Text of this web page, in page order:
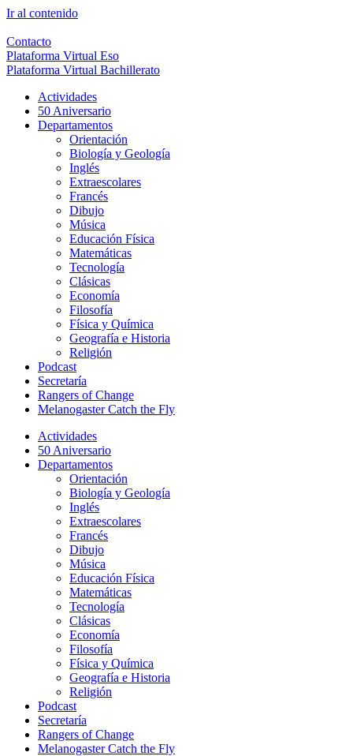
Ir al contenido
Contacto
Plataforma Virtual Eso
Plataforma Virtual Bachillerato
Actividades
50 Aniversario
Departamentos
Orientación
Biología y Geología
Inglés
Extraescolares
Francés
Dibujo
Música
Educación Física
Matemáticas
Tecnología
Clásicas
Economía
Filosofía
Física y Química
Geografía e Historia
Religión
Podcast
Secretaría
Rangers of Change
Melanogaster Catch the Fly
Actividades
50 Aniversario
Departamentos
Orientación
Biología y Geología
Inglés
Extraescolares
Francés
Dibujo
Música
Educación Física
Matemáticas
Tecnología
Clásicas
Economía
Filosofía
Física y Química
Geografía e Historia
Religión
Podcast
Secretaría
Rangers of Change
Melanogaster Catch the Fly